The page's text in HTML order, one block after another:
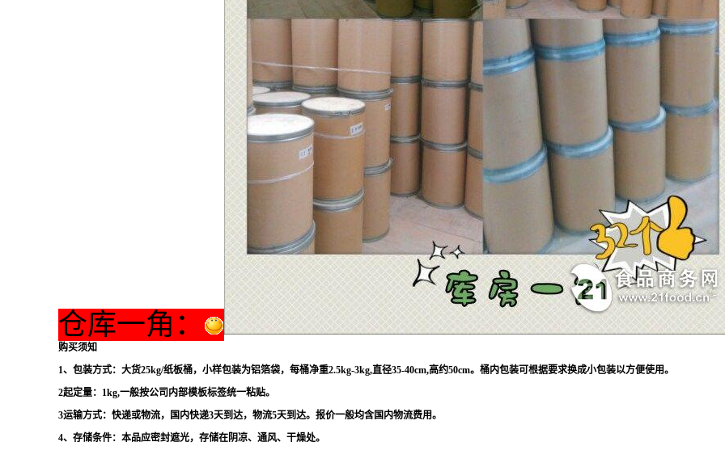
仓库一角：
购买须知
1、包装方式：大货25kg/纸板桶，小样包装为铝箔袋，每桶净重2.5kg-3kg,直径35-40cm,高约50cm。桶内包装可根据要求换成小包装以方便使用。
2起定量：1kg,一般按公司内部模板标签统一粘贴。
3运输方式：快递或物流，国内快递3天到达，物流5天到达。报价一般均含国内物流费用。
4、存储条件：本品应密封遮光，存储在阴凉、通风、干燥处。